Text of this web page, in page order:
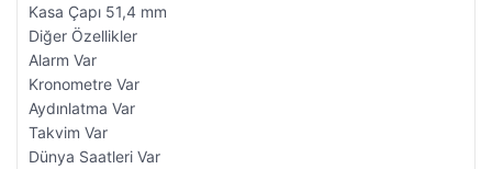
Kasa Çapı 51,4 mm
Diğer Özellikler
Alarm Var
Kronometre Var
Aydınlatma Var
Takvim Var
Dünya Saatleri Var